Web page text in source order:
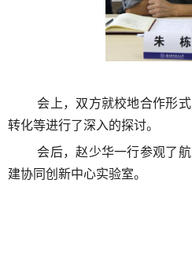
会上，双方就校地合作形
转化等进行了深入的探讨。
会后，赵少华一行参观了
建协同创新中心实验室。